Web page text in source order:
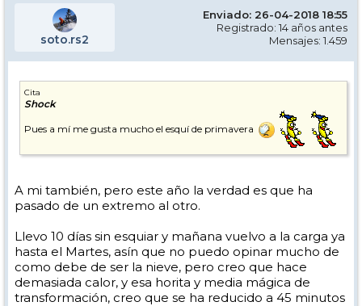
soto.rs2
Enviado: 26-04-2018 18:55
Registrado: 14 años antes
Mensajes: 1.459
Cita
Shock
Pues a mí me gusta mucho el esquí de primavera
A mi también, pero este año la verdad es que ha
pasado de un extremo al otro.
Llevo 10 días sin esquiar y mañana vuelvo a la carga ya
hasta el Martes, asín que no puedo opinar mucho de
como debe de ser la nieve, pero creo que hace
demasiada calor, y esa horita y media mágica de
transformación, creo que se ha reducido a 45 minutos